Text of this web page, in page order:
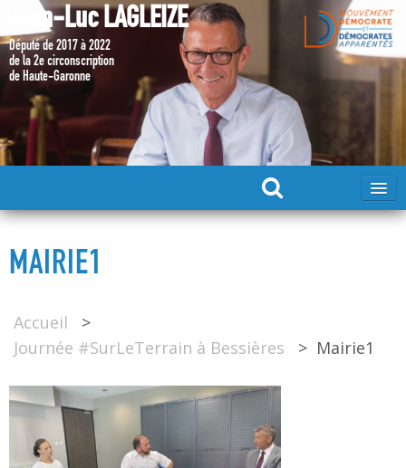
Jean-Luc LAGLEIZE
Député de 2017 à 2022
de la 2e circonscription
de Haute-Garonne
DÉPUTÉ 2017 – 2022
MES ACTIONS 2017 – 2022
MAIRIE1
Accueil
>
Journée #SurLeTerrain à Bessières
> Mairie1